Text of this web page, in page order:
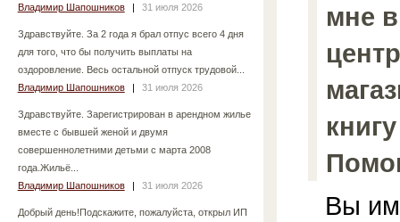
Владимир Шапошников
| 31 июля 2026
Здравствуйте. За 2 года я брал отпус всего 4 дня
для того, что бы получить выплаты на
оздоровление. Весь остальной отпуск трудовой...
Владимир Шапошников
| 31 июля 2026
Здравствуйте. Зарегистрирован в арендном жилье
вместе с бывшей женой и двумя
совершеннолетними детьми с марта 2008
года.Жильё...
Владимир Шапошников
| 31 июля 2026
Добрый день!Подскажите, пожалуйста, открыл ИП
мне
Вы